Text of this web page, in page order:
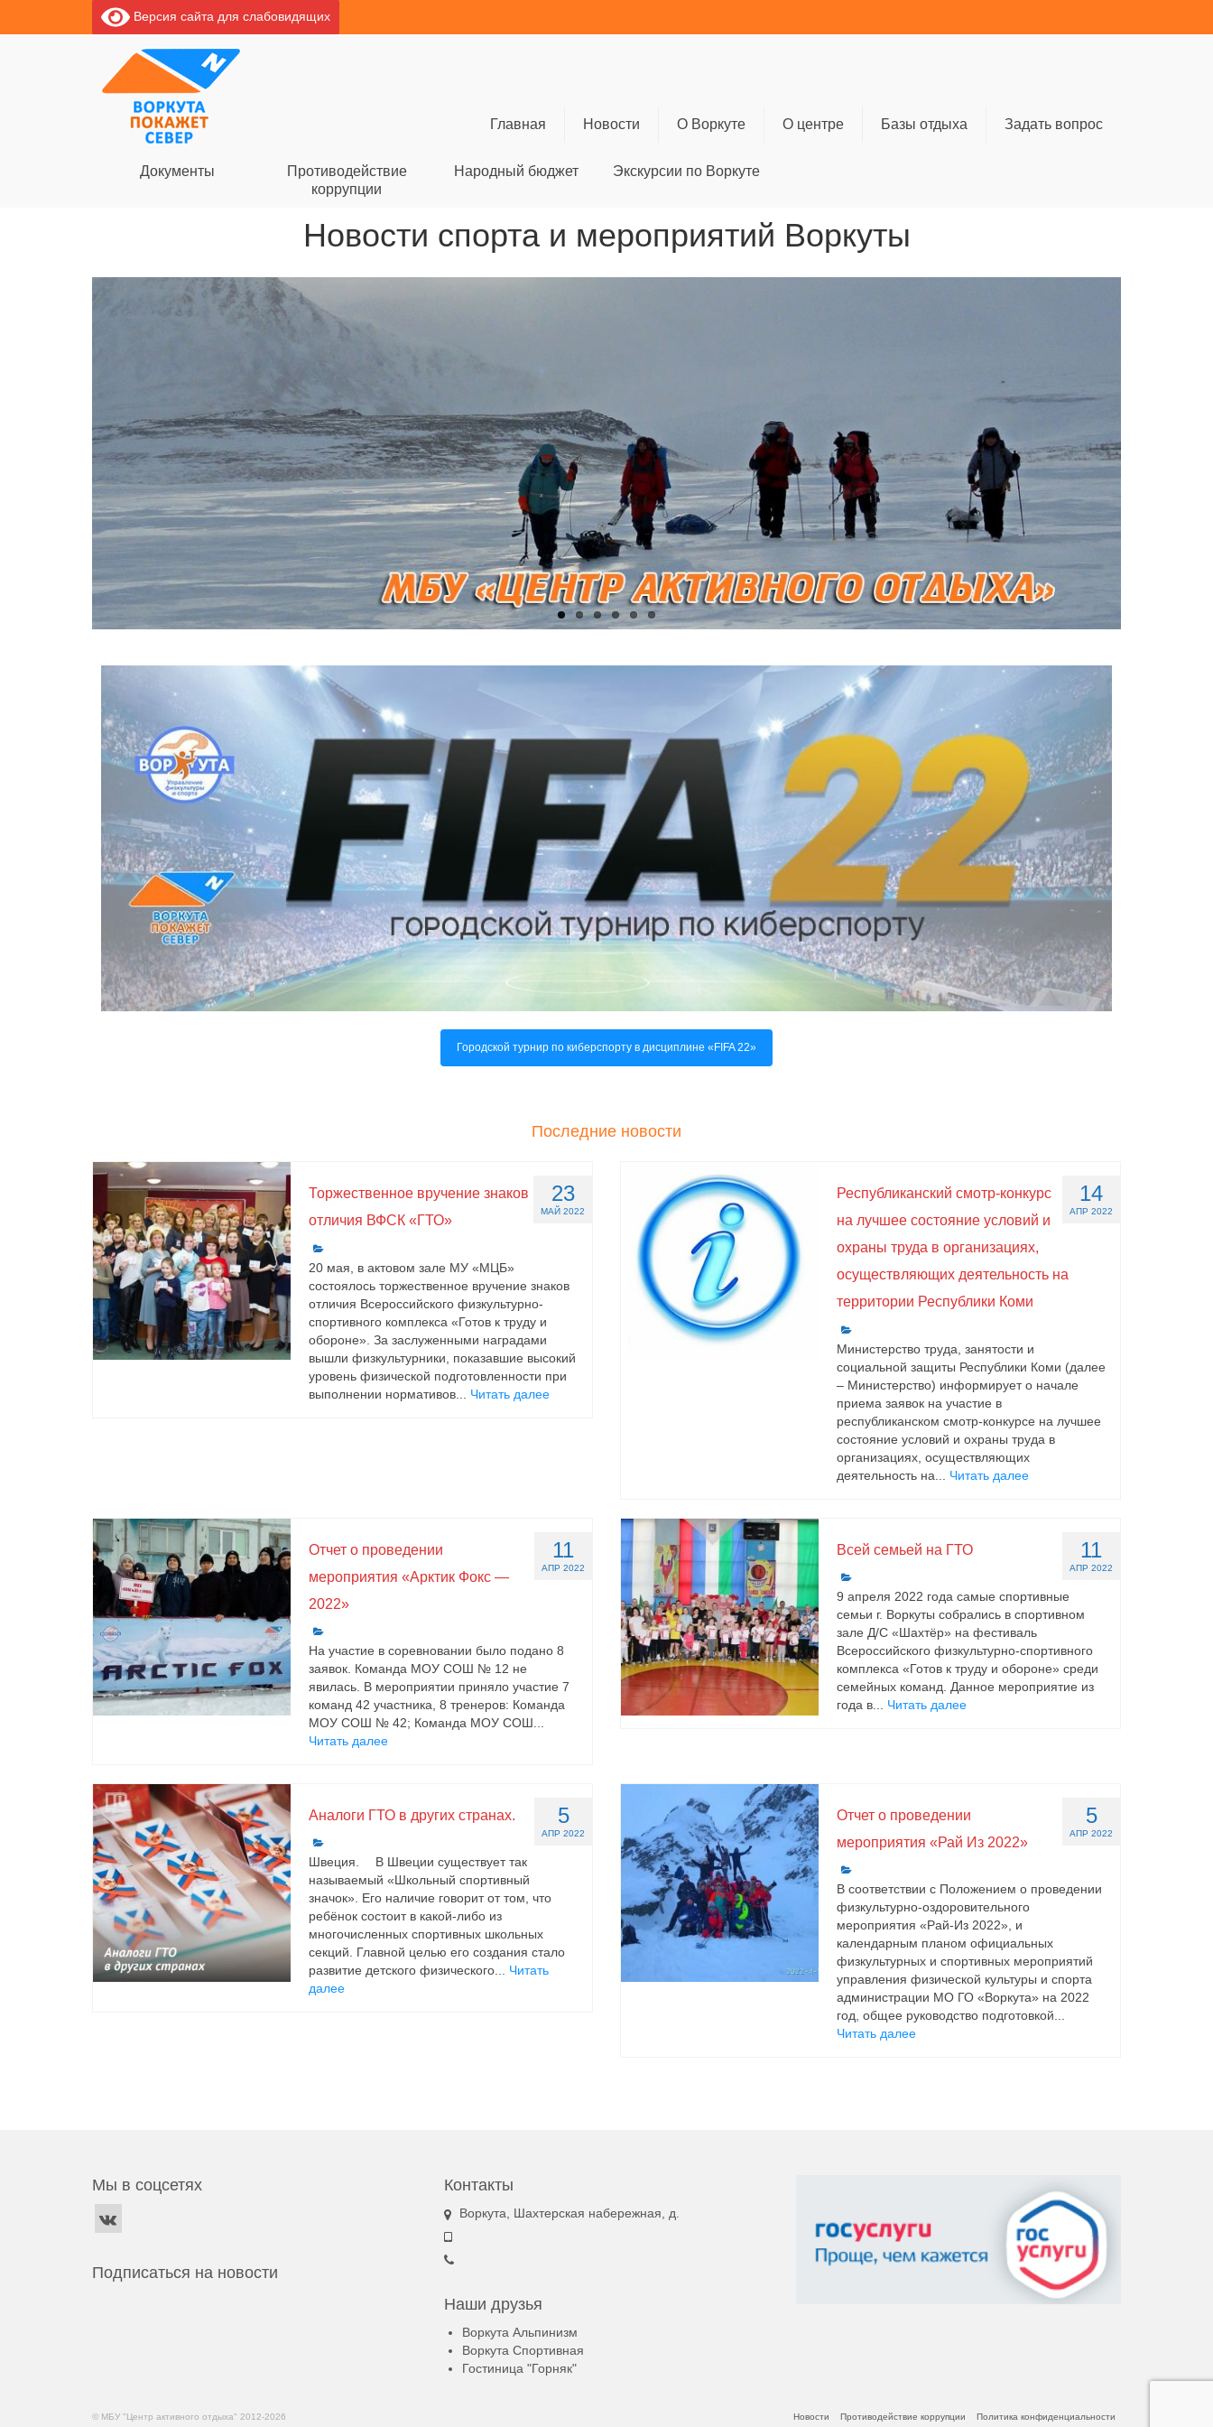
Версия сайта для слабовидящих
Главная Новости О Воркуте О центре Базы отдыха Задать вопрос
Документы
Противодействие
коррупции
Народный бюджет Экскурсии по Воркуте
Новости спорта и мероприятий Воркуты
Городской турнир по киберспорту в дисциплине «FIFA 22»
Последние новости
23
МАЙ 2022
Торжественное вручение знаков
отличия ВФСК «ГТО»
20 мая, в актовом зале МУ «МЦБ»
состоялось торжественное вручение знаков
отличия Всероссийского физкультурно-
спортивного комплекса «Готов к труду и
обороне». За заслуженными наградами
вышли физкультурники, показавшие высокий
уровень физической подготовленности при
выполнении нормативов... Читать далее
14
АПР 2022
Республиканский смотр-конкурс
на лучшее состояние условий и
охраны труда в организациях,
осуществляющих деятельность на
территории Республики Коми
Министерство труда, занятости и
социальной защиты Республики Коми (далее
– Министерство) информирует о начале
приема заявок на участие в
республиканском смотр-конкурсе на лучшее
состояние условий и охраны труда в
организациях, осуществляющих
деятельность на... Читать далее
11
АПР 2022
Отчет о проведении
мероприятия «Арктик Фокс —
2022»
На участие в соревновании было подано 8
заявок. Команда МОУ СОШ № 12 не
явилась. В мероприятии приняло участие 7
команд 42 участника, 8 тренеров: Команда
МОУ СОШ № 42; Команда МОУ СОШ...
Читать далее
11
АПР 2022
Всей семьей на ГТО
9 апреля 2022 года самые спортивные
семьи г. Воркуты собрались в спортивном
зале Д/С «Шахтёр» на фестиваль
Всероссийского физкультурно-спортивного
комплекса «Готов к труду и обороне» среди
семейных команд. Данное мероприятие из
года в... Читать далее
5
АПР 2022
Аналоги ГТО в других странах.
Швеция. ⠀ В Швеции существует так
называемый «Школьный спортивный
значок». Его наличие говорит от том, что
ребёнок состоит в какой-либо из
многочисленных спортивных школьных
секций. Главной целью его создания стало
развитие детского физического... Читать
далее
5
АПР 2022
Отчет о проведении
мероприятия «Рай Из 2022»
В соответствии с Положением о проведении
физкультурно-оздоровительного
мероприятия «Рай-Из 2022», и
календарным планом официальных
физкультурных и спортивных мероприятий
управления физической культуры и спорта
администрации МО ГО «Воркута» на 2022
год, общее руководство подготовкой...
Читать далее
Мы в соцсетях
Подписаться на новости
Контакты
Воркута, Шахтерская набережная, д.
Наши друзья
Воркута Альпинизм
Воркута Спортивная
Гостиница "Горняк"
Новости Противодействие коррупции Политика конфиденциальности
© МБУ "Центр активного отдыха" 2012-2026